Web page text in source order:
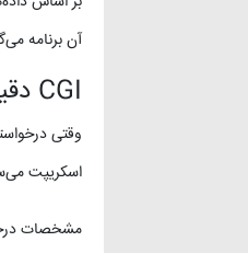
آن برنامه
CGI دقیقاً چه کار می‌کند؟
اسکریپت
مشخصات